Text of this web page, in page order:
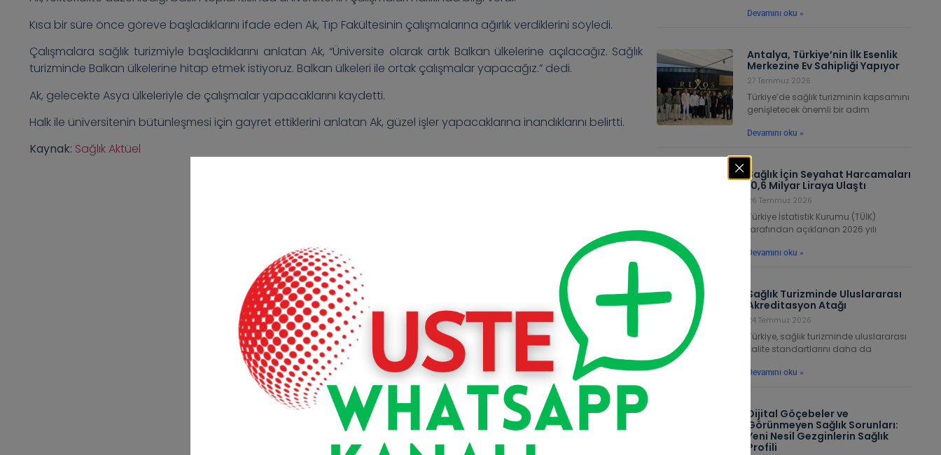
Kısa bir süre önce göreve başladıklarını ifade eden Ak, Tıp Fakültesinin çalışmalarına ağırlık verdiklerini söyledi.
Çalışmalara sağlık turizmiyle başladıklarını anlatan Ak, “Üniversite olarak artık Balkan ülkelerine açılacağız. Sağlık
turizminde Balkan ülkelerine hitap etmek istiyoruz. Balkan ülkeleri ile ortak çalışmalar yapacağız.” dedi.
Ak, gelecekte Asya ülkeleriyle de çalışmalar yapacaklarını kaydetti.
Halk ile üniversitenin bütünleşmesi için gayret ettiklerini anlatan Ak, güzel işler yapacaklarına inandıklarını belirtti.
Kaynak: Sağlık Aktüel
Devamını oku »
Antalya, Türkiye’nin İlk Esenlik
Merkezine Ev Sahipliği Yapıyor
27 Temmuz 2026
Türkiye’de sağlık turizminin kapsamını
genişletecek önemli bir adım
Devamını oku »
Sağlık İçin Seyahat Harcamaları
10,6 Milyar Liraya Ulaştı
26 Temmuz 2026
Türkiye İstatistik Kurumu (TÜİK)
tarafından açıklanan 2026 yılı
Devamını oku »
Sağlık Turizminde Uluslararası
Akreditasyon Atağı
24 Temmuz 2026
Türkiye, sağlık turizminde uluslararası
kalite standartlarını daha da
Devamını oku »
Dijital Göçebeler ve
Görünmeyen Sağlık Sorunları:
Yeni Nesil Gezginlerin Sağlık
Profili